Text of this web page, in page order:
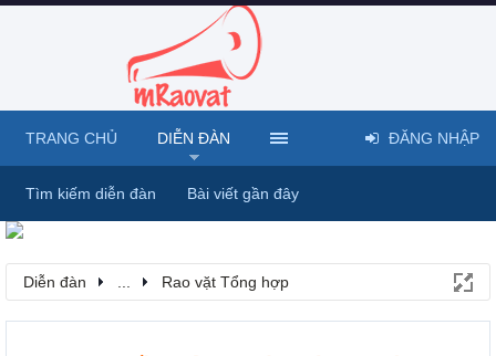
Diễn đàn Rao vặt Tổng hợp
TRANG CHỦ DIỄN ĐÀN
Tìm kiếm diễn đàn Bài viết gần đây
ĐĂNG NHẬP